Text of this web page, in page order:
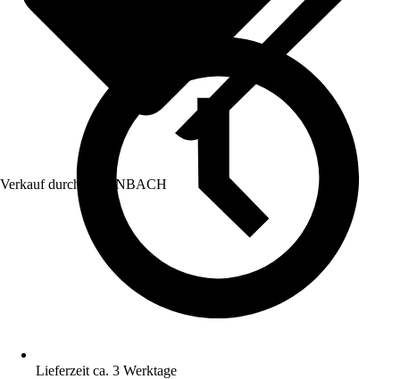
Verkauf durch: HORNBACH
Lieferzeit ca. 3 Werktage